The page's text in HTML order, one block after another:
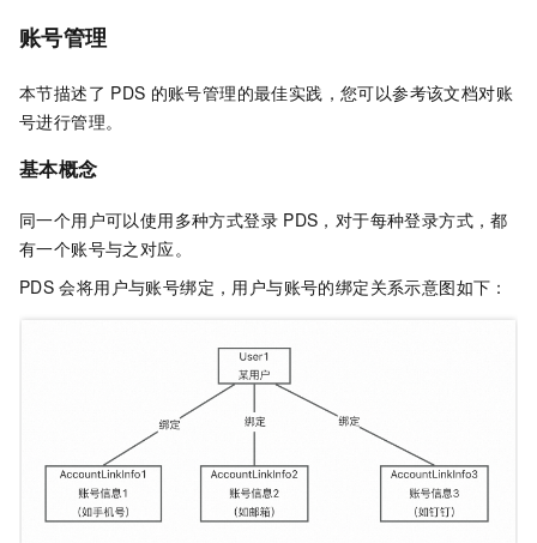
账号管理
本节描述了 PDS 的账号管理的最佳实践，您可以参考该文档对账
号进行管理。
基本概念
同一个用户可以使用多种方式登录 PDS，对于每种登录方式，都
有一个账号与之对应。
PDS 会将用户与账号绑定，用户与账号的绑定关系示意图如下：